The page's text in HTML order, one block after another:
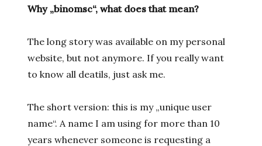
Why „binomsc“, what does that mean?
The long story was available on my personal
website, but not anymore. If you really want
to know all deatils, just ask me.
The short version: this is my „unique user
name“. A name I am using for more than 10
years whenever someone is requesting a